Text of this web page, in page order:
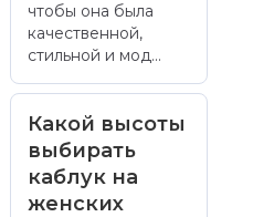
чтобы она была
качественной,
стильной и мод...
Какой высоты
выбирать
каблук на
женских